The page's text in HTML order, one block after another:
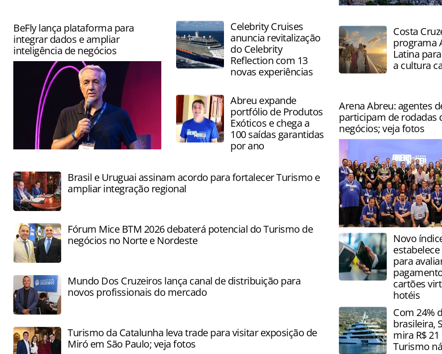
a partir de novembro
Celebrity Cruises
anuncia revitalização
do Celebrity
Reflection com 13
novas experiências
BeFly lança plataforma para
integrar dados e ampliar
inteligência de negócios
um ambiente único
Costa
programa
Latina
a cultura
Abreu expande
portfólio de Produtos
Exóticos e chega a
100 saídas garantidas
por ano
Arena Abreu: agentes
participam de rodadas
negócios; veja fotos
Evento da operadora
semana na Bahia com
capacitações, palestras e
Brasil e Uruguai assinam acordo para fortalecer Turismo e
ampliar integração regional
Fórum Mice BTM 2026 debaterá potencial do Turismo de
negócios no Norte e Nordeste
Mundo Dos Cruzeiros lança canal de distribuição para
novos profissionais do mercado
Turismo da Catalunha leva trade para visitar exposição de
Miró em São Paulo; veja fotos
Novo
para
cartões
hotéis
Com 24%
brasileira,
mira R$
Turismo